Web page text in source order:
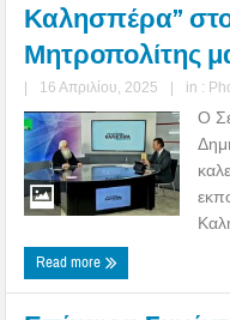
Καλησπέρα”
Μητροπολίτης
| 16 Απριλίου, 2025 | in :
Ο
Read more